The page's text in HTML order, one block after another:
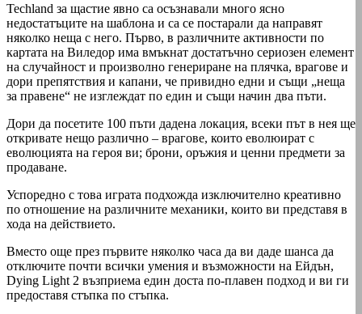
Techland за щастие явно са осъзнавали много ясно
недостатъците на шаблона и са се постарали да направят
няколко неща с него. Първо, в различните активности по
картата на Виледор има вмъкнат достатъчно сериозен елемент
на случайност и произволно генериране на плячка, врагове и
дори препятствия и капани, че привидно едни и същи „неща
за правене“ не изглеждат по един и същи начин два пъти.
Дори да посетите 100 пъти дадена локация, всеки път в нея ще
откривате нещо различно – врагове, които еволюират с
еволюцията на героя ви; брони, оръжия и ценни предмети за
продаване.
Успоредно с това играта подхожда изключително креативно
по отношение на различните механики, които ви представя в
хода на действието.
Вместо още през първите няколко часа да ви даде шанса да
отключите почти всички умения и възможности на Ейдън,
Dying Light 2 възприема един доста по-плавен подход и ви ги
предоставя стъпка по стъпка.